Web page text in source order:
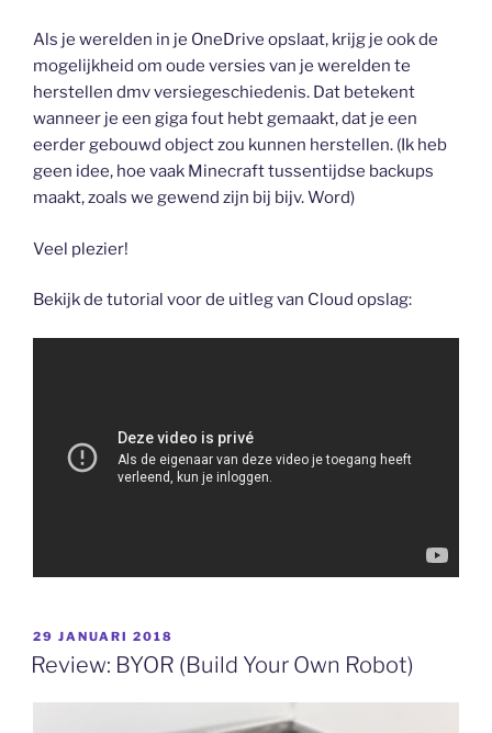
Als je werelden in je OneDrive opslaat, krijg je ook de
mogelijkheid om oude versies van je werelden te
herstellen dmv versiegeschiedenis. Dat betekent
wanneer je een giga fout hebt gemaakt, dat je een
eerder gebouwd object zou kunnen herstellen. (Ik heb
geen idee, hoe vaak Minecraft tussentijdse backups
maakt, zoals we gewend zijn bij bijv. Word)
Veel plezier!
Bekijk de tutorial voor de uitleg van Cloud opslag:
GEPLAATST
OP
29 JANUARI 2018
Review: BYOR (Build Your Own Robot)